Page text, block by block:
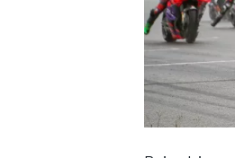
WEC